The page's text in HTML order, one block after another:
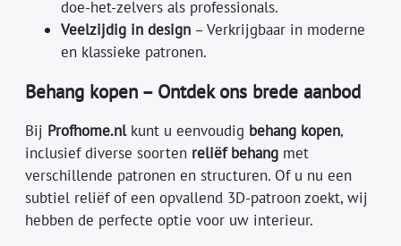
doe-het-zelvers als professionals.
Veelzijdig in design – Verkrijgbaar in moderne
en klassieke patronen.
Behang kopen – Ontdek ons brede aanbod
Bij Profhome.nlkunt u eenvoudig behang kopen,
inclusief diverse soorten reliëf behang met
verschillende patronen en structuren. Of u nu een
subtiel reliëf of een opvallend 3D-patroon zoekt, wij
hebben de perfecte optie voor uw interieur.